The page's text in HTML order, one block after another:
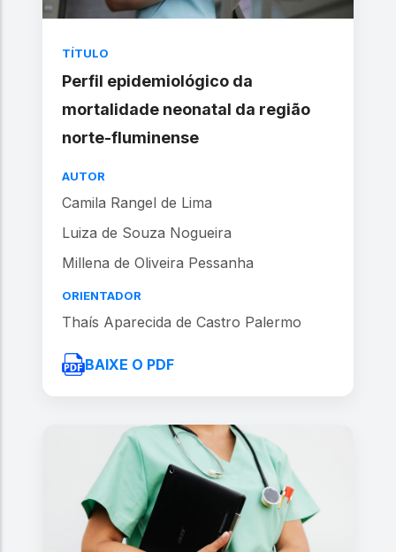
TÍTULO
Perfil epidemiológico da
mortalidade neonatal da região
norte-fluminense
AUTOR
Camila Rangel de Lima
Luiza de Souza Nogueira
Millena de Oliveira Pessanha
ORIENTADOR
Thaís Aparecida de Castro Palermo
BAIXE O PDF